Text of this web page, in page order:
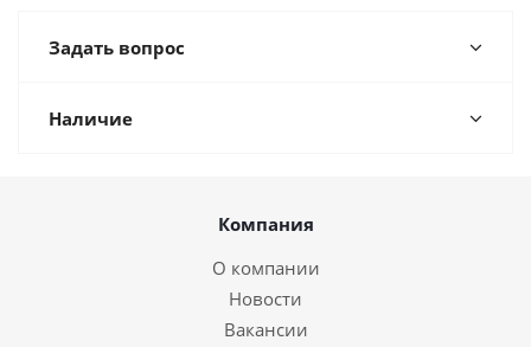
Задать вопрос
Наличие
Компания
О компании
Новости
Вакансии